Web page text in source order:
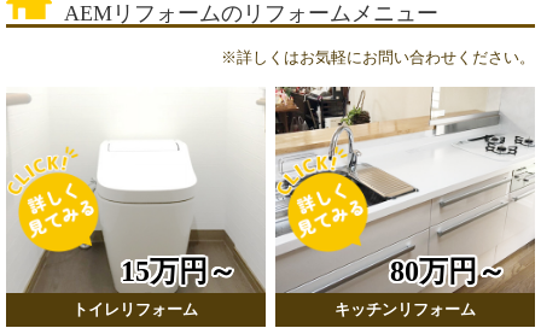
AEMリフォームのリフォームメニュー
※詳しくはお気軽にお問い合わせください。
15万円～
トイレリフォーム
80万円～
キッチンリフォーム